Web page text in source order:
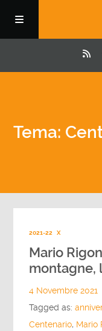
Tema:
2021-22 X
Mario
montagne,
4 Novembre 2021
Tagged as:
Centenario, Mario